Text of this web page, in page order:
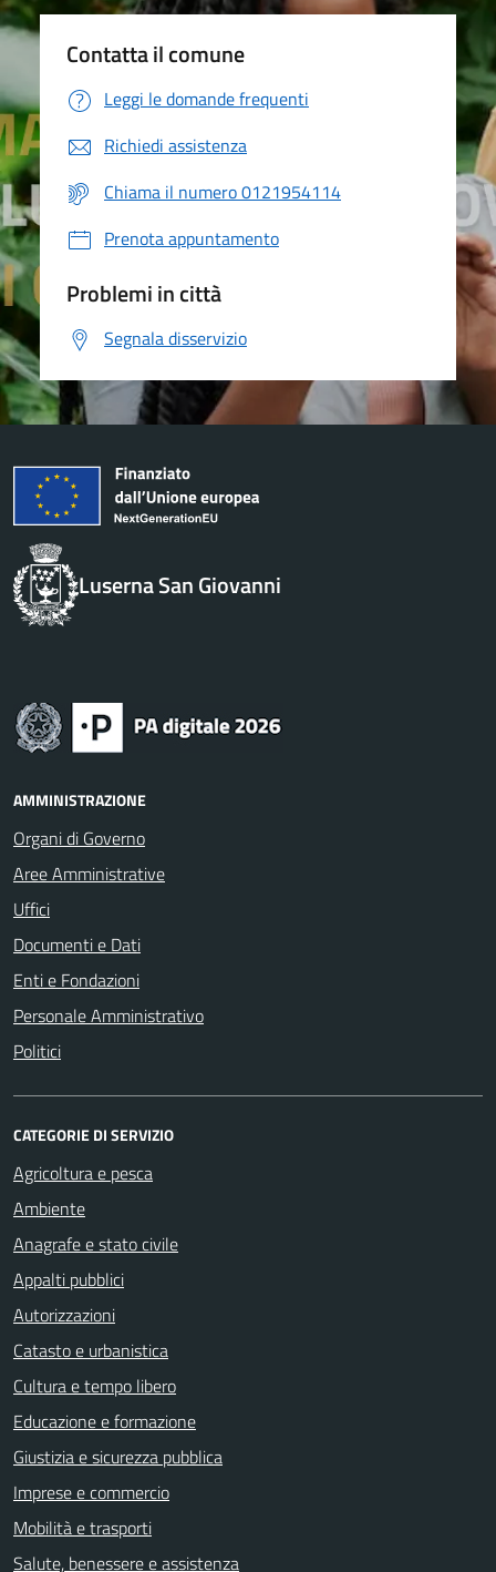
Contatta il comune
Leggi le domande frequenti
Richiedi assistenza
Chiama il numero 0121954114
Prenota appuntamento
Problemi in città
Segnala disservizio
Luserna San Giovanni
AMMINISTRAZIONE
Organi di Governo
Aree Amministrative
Uffici
Documenti e Dati
Enti e Fondazioni
Personale Amministrativo
Politici
CATEGORIE DI SERVIZIO
Agricoltura e pesca
Ambiente
Anagrafe e stato civile
Appalti pubblici
Autorizzazioni
Catasto e urbanistica
Cultura e tempo libero
Educazione e formazione
Giustizia e sicurezza pubblica
Imprese e commercio
Mobilità e trasporti
Salute, benessere e assistenza